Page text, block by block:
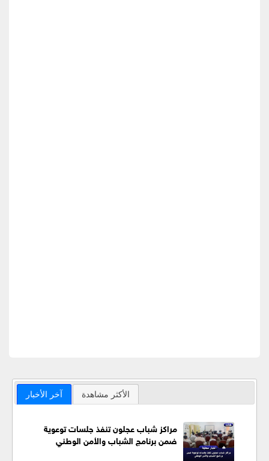
آخر الأخبار الأكثر مشاهدة
مراكز شباب عجلون تنفذ جلسات توعوية
ضمن برنامج الشباب والأمن الوطني